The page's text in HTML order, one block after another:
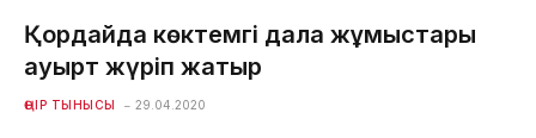
Қордайда көктемгі дала жұмыстары
қауырт жүріп жатыр
ӨҢІР ТЫНЫСЫ 29.04.2020